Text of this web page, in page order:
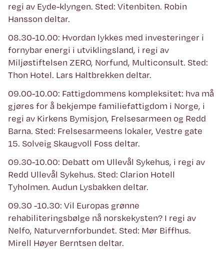
regi av Eyde-klyngen. Sted: Vitenbiten. Robin
Hansson deltar.
08.30-10.00: Hvordan lykkes med investeringer i
fornybar energi i utviklingsland, i regi av
Miljøstiftelsen ZERO, Norfund, Multiconsult. Sted:
Thon Hotel. Lars Haltbrekken deltar.
09.00-10.00: Fattigdommens kompleksitet: hva må
gjøres for å bekjempe familiefattigdom i Norge, i
regi av Kirkens Bymisjon, Frelsesarmeen og Redd
Barna. Sted: Frelsesarmeens lokaler, Vestre gate
15. Solveig Skaugvoll Foss deltar.
09.30-10.00: Debatt om Ullevål Sykehus, i regi av
Redd Ullevål Sykehus. Sted: Clarion Hotell
Tyholmen. Audun Lysbakken deltar.
09.30 -10.30: Vil Europas grønne
rehabiliteringsbølge nå norskekysten? I regi av
Nelfo, Naturvernforbundet. Sted: Mør Biffhus.
Mirell Høyer Berntsen deltar.